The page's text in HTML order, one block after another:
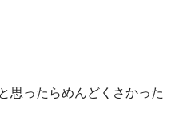
思ったらめんどくさかった